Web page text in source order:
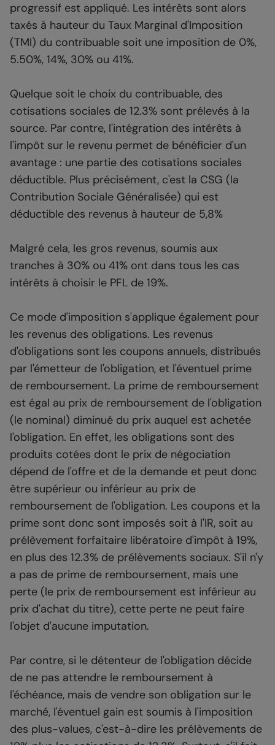
progressif est appliqué. Les intérêts sont alors
taxés à hauteur du Taux Marginal d'Imposition
(TMI) du contribuable soit une imposition de 0%,
5.50%, 14%, 30% ou 41%.
Quelque soit le choix du contribuable, des
cotisations sociales de 12.3% sont prélevés à la
source. Par contre, l'intégration des intérêts à
l'impôt sur le revenu permet de bénéficier d'un
avantage : une partie des cotisations sociales
déductible. Plus précisément, c'est la CSG (la
Contribution Sociale Généralisée) qui est
déductible des revenus à hauteur de 5,8%
Malgré cela, les gros revenus, soumis aux
tranches à 30% ou 41% ont dans tous les cas
intérêts à choisir le PFL de 19%.
Ce mode d'imposition s'applique également pour
les revenus des obligations. Les revenus
d'obligations sont les coupons annuels, distribués
par l'émetteur de l'obligation, et l'éventuel prime
de remboursement. La prime de remboursement
est égal au prix de remboursement de l'obligation
(le nominal) diminué du prix auquel est achetée
l'obligation. En effet, les obligations sont des
produits cotées dont le prix de négociation
dépend de l'offre et de la demande et peut donc
être supérieur ou inférieur au prix de
remboursement de l'obligation. Les coupons et la
prime sont donc sont imposés soit à l'IR, soit au
prélèvement forfaitaire libératoire d'impôt à 19%,
en plus des 12.3% de prélèvements sociaux. S'il n'y
a pas de prime de remboursement, mais une
perte (le prix de remboursement est inférieur au
prix d'achat du titre), cette perte ne peut faire
l'objet d'aucune imputation.
Par contre, si le détenteur de l'obligation décide
de ne pas attendre le remboursement à
l'échéance, mais de vendre son obligation sur le
marché, l'éventuel gain est soumis à l'imposition
des plus-values, c'est-à-dire les prélèvements de